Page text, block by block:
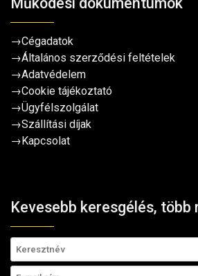
→Cégadatok
→Általános szerződési feltételek
→Adatvédelem
→Cookie tájékoztató
→Ügyfélszolgálat
→Szállítási díjak
→ Kapcsolat
Kevesebb keresgélés, több